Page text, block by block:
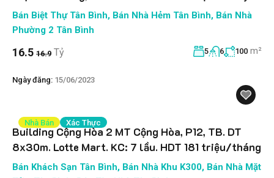
Bán Biệt Thự Tân Bình, Bán Nhà Hẻm Tân Bình, Bán Nhà
Phường 2 Tân Bình
16.5 16.9 Tỷ 5 6 100 m²
Ngày đăng: 15/06/2023
Nhà Bán Xác Thực
Building Cộng Hòa 2 MT Cộng Hòa, P12, TB. DT
8x30m. Lotte Mart. KC: 7 lầu. HDT 181 triệu/tháng
Bán Khách Sạn Tân Bình, Bán Nhà Khu K300, Bán Nhà Mặt